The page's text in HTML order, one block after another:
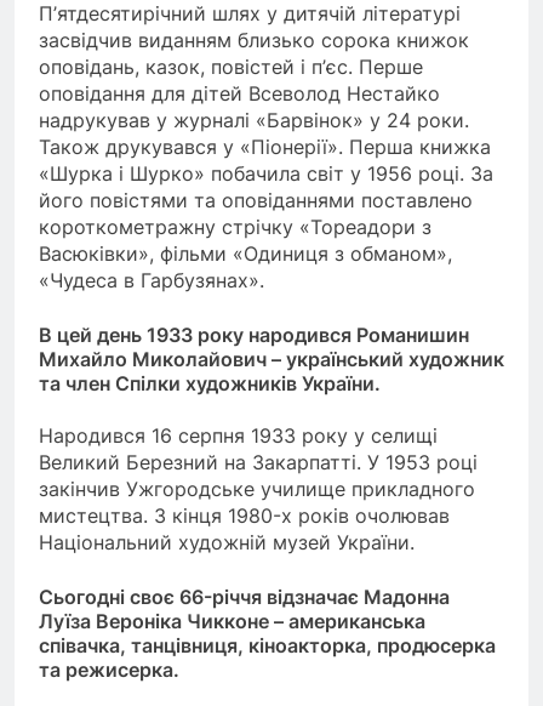
П’ятдесятирічний шлях у дитячій літературі
засвідчив виданням близько сорока книжок
оповідань, казок, повістей і п’єс. Перше
оповідання для дітей Всеволод Нестайко
надрукував у журналі «Барвінок» у 24 роки.
Також друкувався у «Піонерії». Перша книжка
«Шурка і Шурко» побачила світ у 1956 році. За
його повістями та оповіданнями поставлено
короткометражну стрічку «Тореадори з
Васюківки», фільми «Одиниця з обманом»,
«Чудеса в Гарбузянах».
В цей день 1933 року народився Романишин
Михайло Миколайович – український художник
та член Спілки художників України.
Народився 16 серпня 1933 року у селищі
Великий Березний на Закарпатті. У 1953 році
закінчив Ужгородське училище прикладного
мистецтва. З кінця 1980-х років очолював
Національний художній музей України.
Сьогодні своє 66-річчя відзначає Мадонна
Луїза Вероніка Чикконе – американська
співачка, танцівниця, кіноакторка, продюсерка
та режисерка.